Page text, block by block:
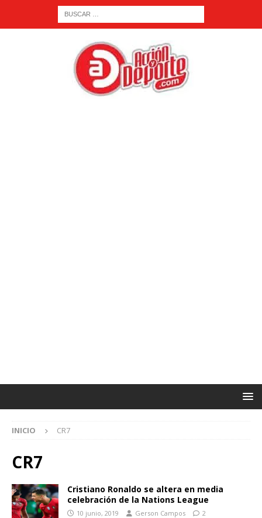
INICIO CR7
CR7
Cristiano Ronaldo se altera en media
celebración de la Nations League
10 junio, 2019 Gerson Campos 2